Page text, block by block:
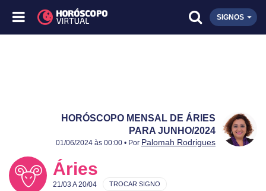
SIGNOS
HORÓSCOPO MENSAL DE ÁRIES
PARA JUNHO/2024
Publicado:
Junho/2024
Atualizado:
Junho/2024
01/06/2024 às 00:00 • Por Palomah Rodrigues
Áries
21/03 A 20/04 TROCAR SIGNO